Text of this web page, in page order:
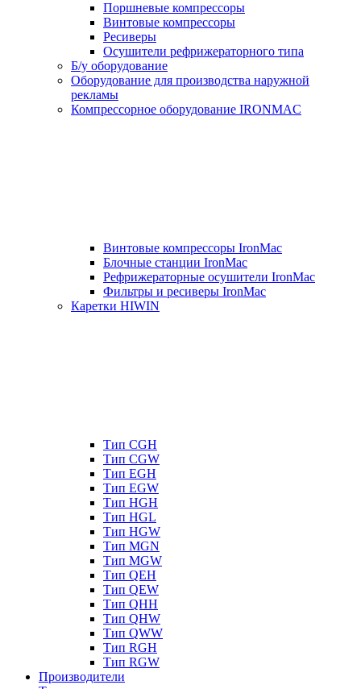
Поршневые компрессоры
Винтовые компрессоры
Ресиверы
Осушители рефрижераторного типа
Б/у оборудование
Оборудование для производства наружной
рекламы
Компрессорное оборудование IRONMAC
Винтовые компрессоры IronMac
Блочные станции IronMac
Рефрижераторные осушители IronMac
Фильтры и ресиверы IronMac
Каретки HIWIN
Тип CGH
Тип CGW
Тип EGH
Тип EGW
Тип HGH
Тип HGL
Тип HGW
Тип MGN
Тип MGW
Тип QEH
Тип QEW
Тип QHH
Тип QHW
Тип QWW
Тип RGH
Тип RGW
Производители